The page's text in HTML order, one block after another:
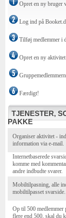
Opret en ny bruger
Log ind på
Tilføj medlemmer i
Opret en ny aktivitet
Færdigt!
TJENESTER,
PAKKE
Organiser aktivitet -
information via e-mail.
Internetbaserede
komme med
andre indbudte svarer.
Mobiltilpasning, alle
mobiltilpasset svarside.
Op til 500 medlemmer
flere end 500, skal du